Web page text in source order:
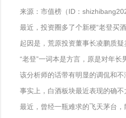
来源：市值榜（ID：
最近，投资圈多了个新梗“老登买酒
起因是，荒原投资董事长凌鹏质
“老登”一词本是方言，原是对年
该分析师的话带有明显的调侃和
事实上，白酒板块最近表现的确
最近，曾经一瓶难求的飞天茅台